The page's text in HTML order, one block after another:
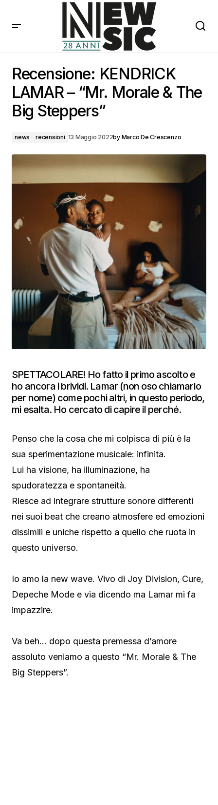
Big Steppers”
Recensione: KENDRICK
LAMAR – “Mr. Morale & The
Big Steppers”
news recensioni 13 Maggio 2022by Marco De Crescenzo
SPETTACOLARE! Ho fatto il primo ascolto e
ho ancora i brividi. Lamar (non oso chiamarlo
per nome) come pochi altri, in questo periodo,
mi esalta. Ho cercato di capire il perché.
Penso che la cosa che mi colpisca di più è la
sua sperimentazione musicale: infinita.
Lui ha visione, ha illuminazione, ha
spudoratezza e spontaneità.
Riesce ad integrare strutture sonore differenti
nei suoi beat che creano atmosfere ed emozioni
dissimili e uniche rispetto a quello che ruota in
questo universo.
Io amo la new wave. Vivo di Joy Division, Cure,
Depeche Mode e via dicendo ma Lamar mi fa
impazzire.
Va beh… dopo questa premessa d’amore
assoluto veniamo a questo “Mr. Morale & The
Big Steppers”.